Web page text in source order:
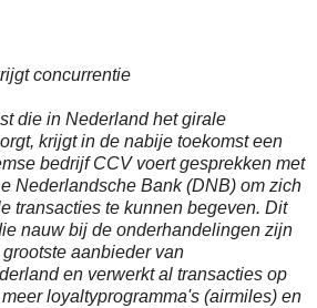
concurrentie
die in Nederland het girale
krijgt in de nabije toekomst een
bedrijf CCV voert gesprekken met
Nederlandsche Bank (DNB) om zich
transacties te kunnen begeven. Dit
nauw bij de onderhandelingen zijn
aanbieder van
en verwerkt al transacties op
loyaltyprogramma's (airmiles) en